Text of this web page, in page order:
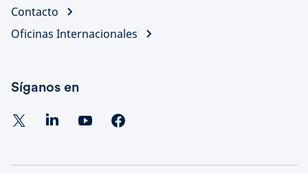
Contacto
Oficinas Internacionales
Síganos en